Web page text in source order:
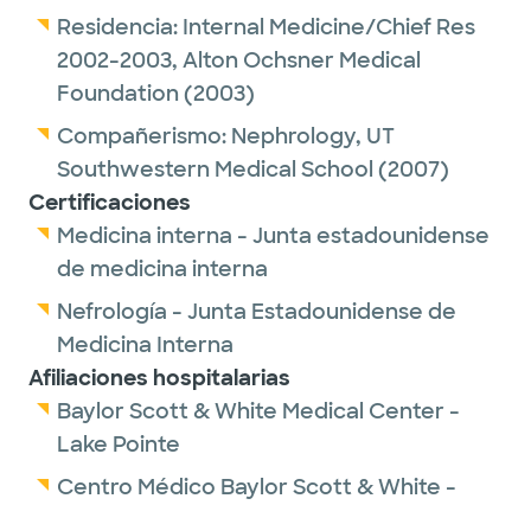
Residencia: Internal Medicine/Chief Res
2002-2003, Alton Ochsner Medical
Foundation (2003)
Compañerismo: Nephrology, UT
Southwestern Medical School (2007)
Certificaciones
Medicina interna - Junta estadounidense
de medicina interna
Nefrología - Junta Estadounidense de
Medicina Interna
Afiliaciones hospitalarias
Baylor Scott & White Medical Center -
Lake Pointe
Centro Médico Baylor Scott & White -